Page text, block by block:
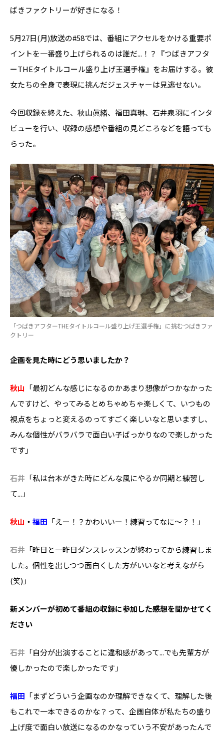
ばきファクトリーが好きになる！
5月27日(月)放送の#58では、番組にアクセルをかける重要ポ
イントを一番盛り上げられるのは誰だ...！？『つばきアフタ
ーTHEタイトルコール盛り上げ王選手権』をお届けする。彼
女たちの全身で表現に挑んだジェスチャーは見逃せない。
今回収録を終えた、秋山眞緒、福田真琳、石井泉羽にインタ
ビューを行い、収録の感想や番組の見どころなどを語っても
らった。
「つばきアフターTHEタイトルコール盛り上げ王選手権」に挑むつばきファ
クトリー
――企画を見た時にどう思いましたか？
秋山 「最初どんな感じになるのかあまり想像がつかなかった
んですけど、やってみるとめちゃめちゃ楽しくて、いつもの
視点をちょっと変えるのってすごく楽しいなと思いますし、
みんな個性がバラバラで面白い子ばっかりなので楽しかった
です」
石井 「私は台本がきた時にどんな風にやるか同期と練習し
て...」
秋山 ・ 福田 「えー！？かわいいー！練習ってなに～？！」
石井 「昨日と一昨日ダンスレッスンが終わってから練習しま
した。個性を出しつつ面白くした方がいいなと考えながら
(笑)」
――新メンバーが初めて番組の収録に参加した感想を聞かせてく
ださい
石井 「自分が出演することに違和感があって...でも先輩方が
優しかったので楽しかったです」
福田 「まずどういう企画なのか理解できなくて、理解した後
もこれで一本できるのかな？って、企画自体が私たちの盛り
上げ度で面白い放送になるのかなっていう不安があったんで